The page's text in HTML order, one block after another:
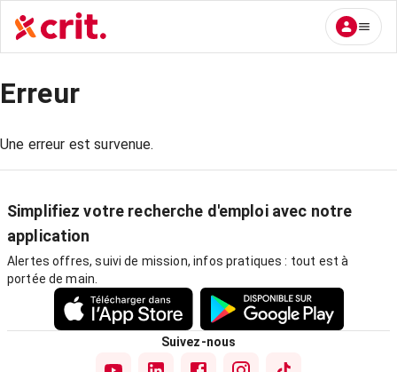
Erreur
Une erreur est survenue.
Simplifiez votre recherche d'emploi avec notre
application
Alertes offres, suivi de mission, infos pratiques : tout est à
portée de main.
Suivez-nous